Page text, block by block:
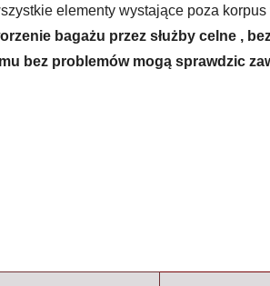
elementy wystające poza
bagażu przez służby celne ,
bez problemów mogą sprawdzic